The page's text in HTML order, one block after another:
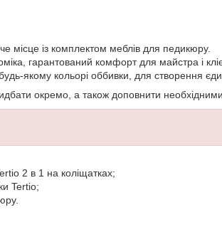
місце із комплектом меблів для педикюру.
гарантований комфорт для майстра і
якому кольорі оббивки, для створення
окремо, а також доповнити
2 в 1 на коліщатках;
Tertio;